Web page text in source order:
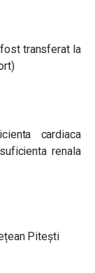
transferat la
cardiaca
renala
Pitești